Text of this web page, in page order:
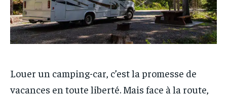
Louer un camping-car, c’est la promesse de
vacances en toute liberté. Mais face à la route,